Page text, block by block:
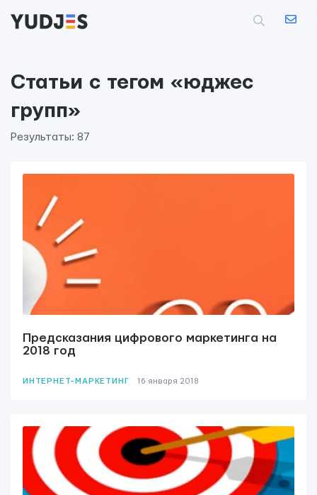
Статьи с тегом «юджес
групп»
Результаты: 87
Предсказания цифрового маркетинга на
2018 год
ИНТЕРНЕТ-МАРКЕТИНГ 16 января 2018